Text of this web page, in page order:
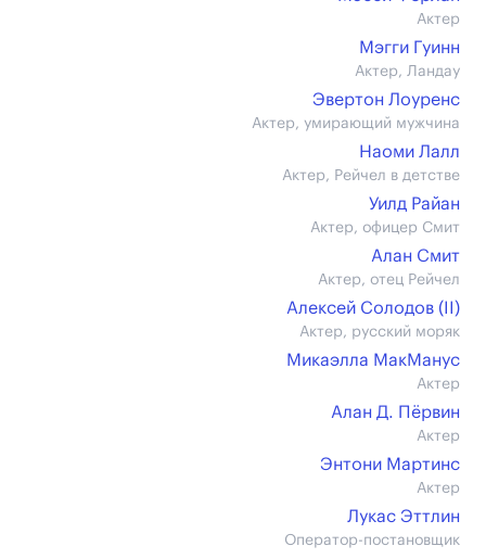
Актер
Мэгги Гуинн
Актер, Ландау
Эвертон Лоуренс
Актер, умирающий мужчина
Наоми Лалл
Актер, Рейчел в детстве
Уилд Райан
Актер, офицер Смит
Алан Смит
Актер, отец Рейчел
Алексей Солодов (II)
Актер, русский моряк
Микаэлла МакМанус
Актер
Алан Д. Пёрвин
Актер
Энтони Мартинс
Актер
Лукас Эттлин
Оператор-постановщик